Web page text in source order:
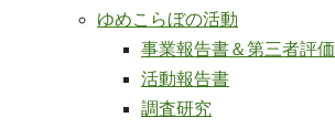
ゆめこらぼの活動
事業報告書＆第三者評価
活動報告書
調査研究